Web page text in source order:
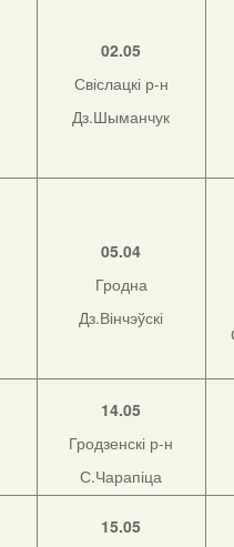
02.05
Свіслацкі р-н
Дз.Шыманчук
05.04
Гродна
Дз.Вінчэўскі
14.05
Гродзенскі р-н
С.Чарапіца
15.05